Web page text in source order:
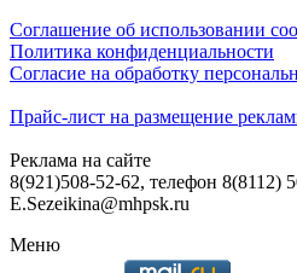
Соглашение об использовании
Политика конфиденциальности
Согласие на обработку
Прайс-лист на размещение
Реклама на сайте
8(921)508-52-62, телефон 8(8112)
E.Sezeikina@mhpsk.ru
Меню